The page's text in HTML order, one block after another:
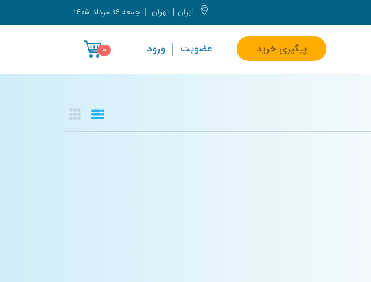
ایران | تهران جمعه ۱۶ مرداد ۱۴۰۵
پیگیری خرید عضویت ورود ۰